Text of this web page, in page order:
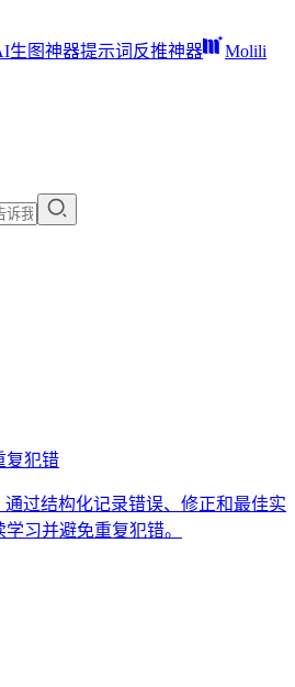
生图神器提示词反推神器
Molili
复犯错
过结构化记录错误、修正和最佳实
习并避免重复犯错。